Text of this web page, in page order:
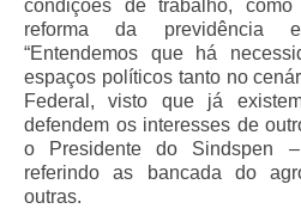
Esportes
Nota de Falecimento
Notícias
Pautas Nacionais
condições de trabalho,
reforma da previdência
“Entendemos que há
espaços políticos tanto no
Federal, visto que já
defendem os interesses de
o Presidente do Sindspen
referindo as bancada do
outras.